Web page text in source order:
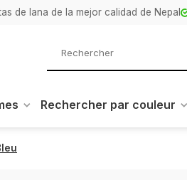
de lana de la mejor calidad de Nepal
Rechercher par couleur